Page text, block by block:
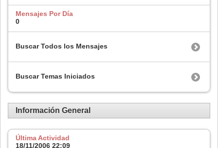
Mensajes Por Día
0
Buscar Todos los Mensajes
Buscar Temas Iniciados
Información General
Última Actividad
18/11/2006 22:09